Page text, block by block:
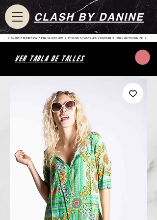
| COMPRA MINIMA PARA ENVIOS $80.000 | PRECIOS APLICABLES UNICAMENTE POR COMPRA ONLINE |
CLASH BY DANINE
VER TABLA DE TALLES